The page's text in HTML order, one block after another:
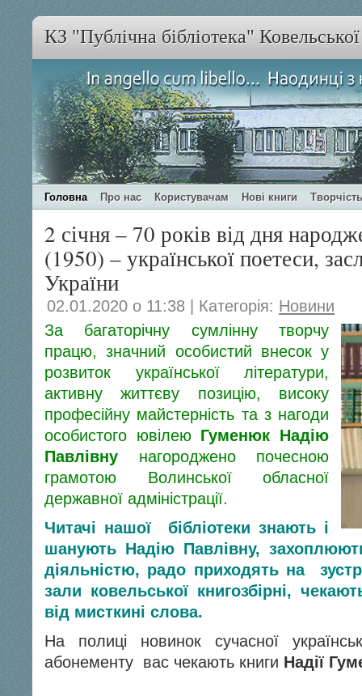
КЗ "Публічна бібліотека"
Головна Про нас Користувачам Нові книги
2 січня – 70 років від дня
(1950) – української поетеси,
України
02.01.2020 о 11:38 | Категорія: Новини
За багаторічну сумлінну творчу
працю, значний особистий внесок у
розвиток української літератури,
активну життєву позицію, високу
професійну майстерність та з нагоди
особистого ювілею Гуменюк Надію
Павлівну нагороджено почесною
грамотою Волинської обласної
державної адміністрації.
Читачі нашої бібліотеки знають і
шанують Надію Павлівну,
діяльністю, радо приходять на
зали ковельської книгозбірні,
від мисткині слова.
На полиці новинок сучасної
абонементу вас чекають книги Надії